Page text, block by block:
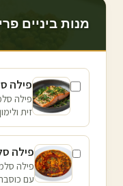
מנות ביניים
פילה
פילה
זית ולימון
פילה
פילה
עם